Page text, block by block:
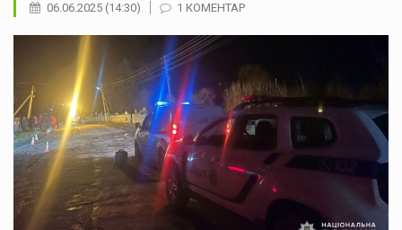
06.06.2025 (14:30) 1 КОМЕНТАР